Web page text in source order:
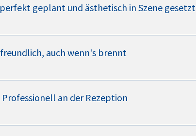
geplant und ästhetisch in Szene gesetzt
auch wenn's brennt
an der Rezeption